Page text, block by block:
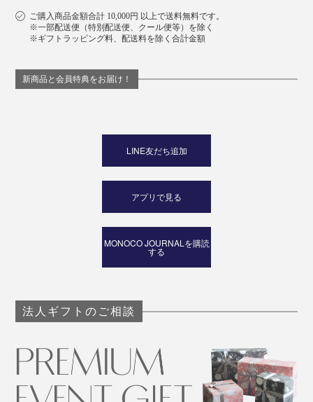
ご購入商品金額合計 10,000円 以上で送料無料です。
※一部配送便（特別配送便、クール便等）を除く
※ギフトラッピング料、配送料を除く合計金額
新商品と会員特典をお届け！
LINE友だち追加
アプリで見る
MONOCO JOURNALを購読
する
法人ギフトのご相談